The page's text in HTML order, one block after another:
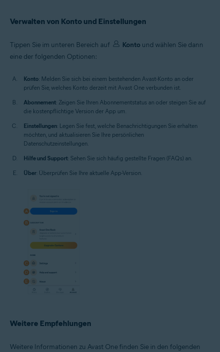
Verwalten von Konto und Einstellungen
Tippen Sie im unteren Bereich auf Konto und wählen Sie dann
eine der folgenden Optionen:
Konto: Melden Sie sich bei einem bestehenden Avast-Konto an oder
prüfen Sie, welches Konto derzeit mit Avast One verbunden ist.
Abonnement: Zeigen Sie Ihren Abonnementstatus an oder steigen Sie auf
die kostenpflichtige Version der App um.
Einstellungen: Legen Sie fest, welche Benachrichtigungen Sie erhalten
möchten, und aktualisieren Sie Ihre persönlichen
Datenschutzeinstellungen.
Hilfe und Support: Sehen Sie sich häufig gestellte Fragen (FAQs) an.
Über: Überprüfen Sie Ihre aktuelle App-Version.
Weitere Empfehlungen
Weitere Informationen zu Avast One finden Sie in den folgenden